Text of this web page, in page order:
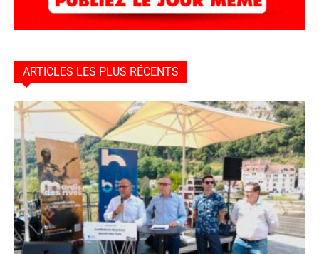
ARTICLES LES PLUS RÉCENTS